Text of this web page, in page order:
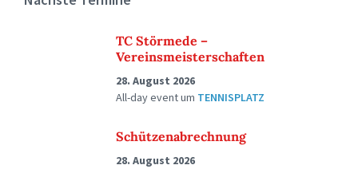
TC Störmede –
Vereinsmeisterschaften
28. August 2026
All-day eventum TENNISPLATZ
Schützenabrechnung
28. August 2026